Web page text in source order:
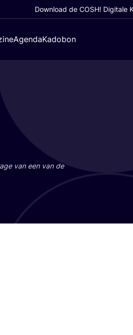
Download de COSH! Digitale
AgendaKadobon
van een van de